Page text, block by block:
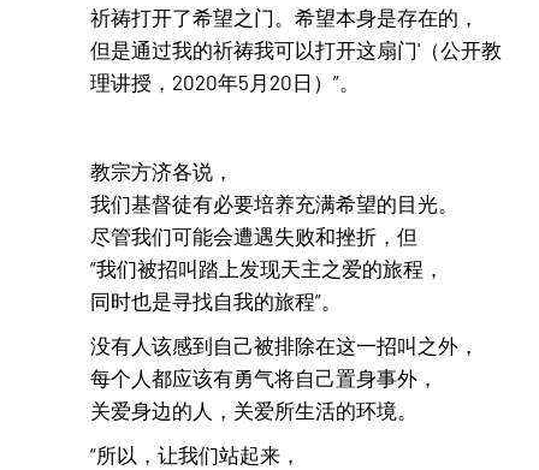
祈祷打开了希望之门。希望本身是存在的，
但是通过我的祈祷我可以打开这扇门'（公开教
理讲授，2020年5月20日）”。
教宗方济各说，
我们基督徒有必要培养充满希望的目光。
尽管我们可能会遭遇失败和挫折，但
“我们被招叫踏上发现天主之爱的旅程，
同时也是寻找自我的旅程”。
没有人该感到自己被排除在这一招叫之外，
每个人都应该有勇气将自己置身事外，
关爱身边的人，关爱所生活的环境。
“所以，让我们站起来，